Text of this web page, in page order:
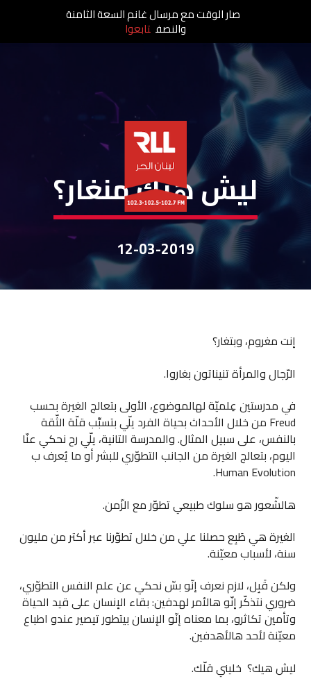
ليش هيك
ليش هيك منغار؟
12-03-2019
إنت مغروم، وبتغار؟
الرّجال والمرأة تنيناتون بغاروا.
في مدرستين عِلميّة لهالموضوع، الأولى بتعالج الغيرة بحسب
Freud من خلال الأحداث بحياة الفرد يلّي بتسبِّب قلّة الثّقة
بالنفس، على سبيل المثال. والمدرسة التانية، يلّي رح نحكي عنّا
اليوم، بتعالج الغيرة من الجانب التطوّري للبشر أو ما يُعرف ب
Human Evolution.
هالشّعور هو سلوك طبيعي تطوّر مع الزّمن.
الغيرة هي طَبِع حصلنا علي من خلال تطوّرنا عبر أكتر من مليون
سنة، لأسباب معيّنة.
ولكن قَبِل، لازم نعرف إنّو بسّ نحكي عن علم النفس التطوّري،
ضروري نتذكّر إنّو هالأمر لهدفين: بقاء الإنسان على قيد الحياة
وتأمين تكاثرو، بما معناه إنّو الإنسان بيتطور تيصير عندو اطباع
معيّنة لأحد هالأهدفين.
ليش هيك؟ خليني قلّك.
صار الوقت مع مرسال غانم السعة الثامنة
والنصف تابعوا